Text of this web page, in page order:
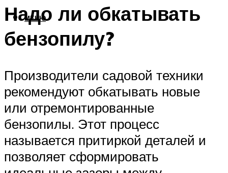
МЕНЮ
Надо ли обкатывать
бензопилу?
Производители садовой техники
рекомендуют обкатывать новые
или отремонтированные
бензопилы. Этот процесс
называется притиркой деталей и
позволяет сформировать